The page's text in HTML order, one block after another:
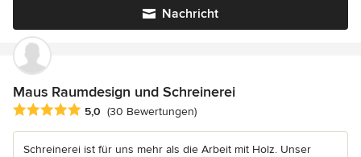
Nachricht
Maus Raumdesign und Schreinerei
Durchschnittliche Bewertung: 5 von 5 Sternen
5,0 (30 Bewertungen)
Schreinerei ist für uns mehr als die Arbeit mit Holz. Unser